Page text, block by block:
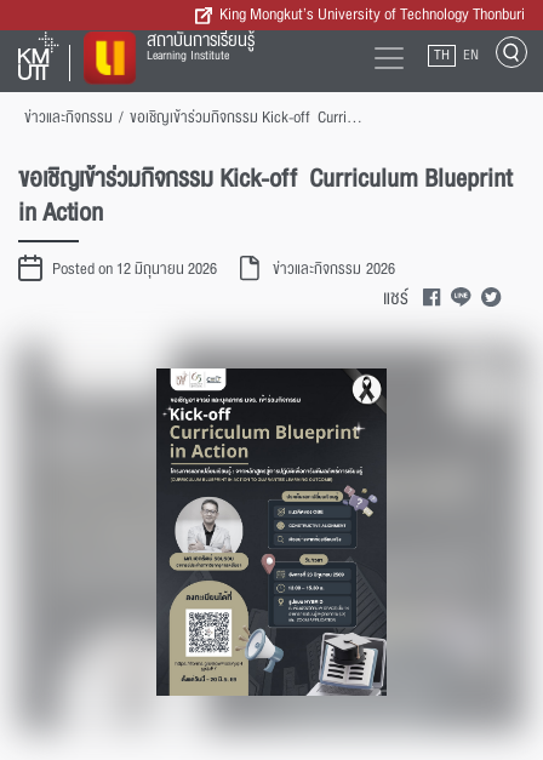
King Mongkut’s University of Technology Thonburi
สถาบันการเรียนรู้
Learning Institute TH EN
ข่าวและกิจกรรม / ขอเชิญเข้าร่วมกิจกรรม Kick-off Curriculum Blueprint in Action
ขอเชิญเข้าร่วมกิจกรรม Kick-off Curriculum Blueprint
in Action
Posted on 12 มิถุนายน 2026 ข่าวและกิจกรรม 2026
แชร์